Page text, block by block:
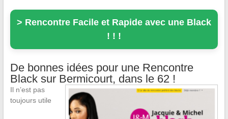
> Rencontre Facile et Rapide avec une Black
! ! !
De bonnes idées pour une Rencontre
Black sur Bermicourt, dans le 62 !
Il n’est pas
toujours utile